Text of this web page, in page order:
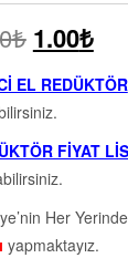
₺ 1.00₺
EL REDÜKTÖR
FİYAT
Her
yapmaktayız.